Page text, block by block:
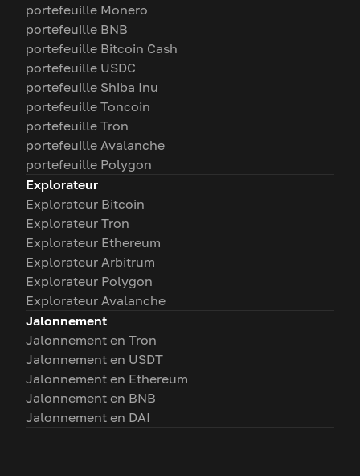
portefeuille Monero
portefeuille BNB
portefeuille Bitcoin Cash
portefeuille USDC
portefeuille Shiba Inu
portefeuille Toncoin
portefeuille Tron
portefeuille Avalanche
portefeuille Polygon
Explorateur
Explorateur Bitcoin
Explorateur Tron
Explorateur Ethereum
Explorateur Arbitrum
Explorateur Polygon
Explorateur Avalanche
Jalonnement
Jalonnement en Tron
Jalonnement en USDT
Jalonnement en Ethereum
Jalonnement en BNB
Jalonnement en DAI